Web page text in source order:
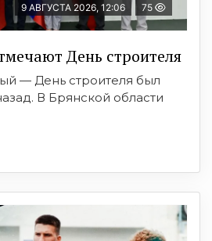
9 АВГУСТА 2026, 12:06 75
День строителя
— День строителя был
В Брянской области